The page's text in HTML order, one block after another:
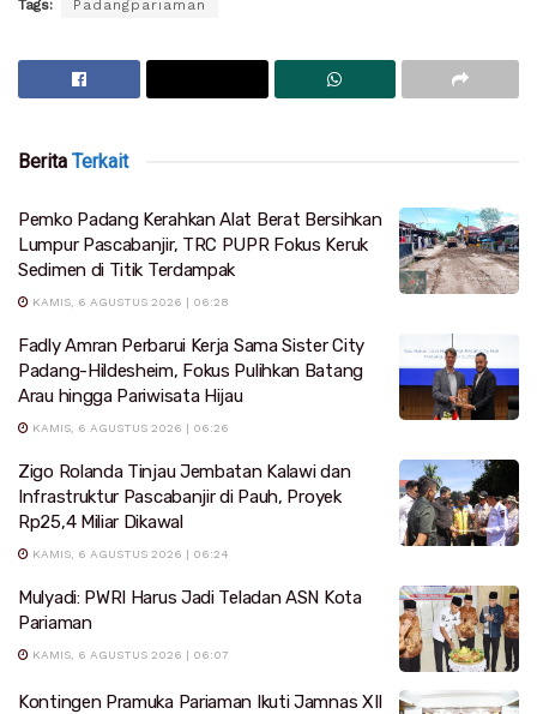
Tags: Padangpariaman
Berita Terkait
Pemko Padang Kerahkan Alat Berat Bersihkan
Lumpur Pascabanjir, TRC PUPR Fokus Keruk
Sedimen di Titik Terdampak
KAMIS, 6 AGUSTUS 2026 | 06:28
Fadly Amran Perbarui Kerja Sama Sister City
Padang-Hildesheim, Fokus Pulihkan Batang
Arau hingga Pariwisata Hijau
KAMIS, 6 AGUSTUS 2026 | 06:26
Zigo Rolanda Tinjau Jembatan Kalawi dan
Infrastruktur Pascabanjir di Pauh, Proyek
Rp25,4 Miliar Dikawal
KAMIS, 6 AGUSTUS 2026 | 06:24
Mulyadi: PWRI Harus Jadi Teladan ASN Kota
Pariaman
KAMIS, 6 AGUSTUS 2026 | 06:07
Kontingen Pramuka Pariaman Ikuti Jamnas XII